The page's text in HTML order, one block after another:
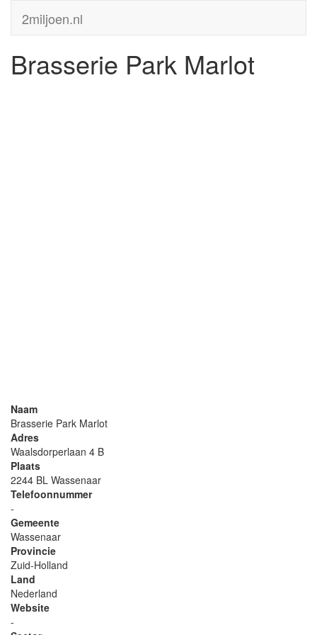
2miljoen.nl
Brasserie Park Marlot
Naam
Brasserie Park Marlot
Adres
Waalsdorperlaan 4 B
Plaats
2244 BL Wassenaar
Telefoonnummer
-
Gemeente
Wassenaar
Provincie
Zuid-Holland
Land
Nederland
Website
-